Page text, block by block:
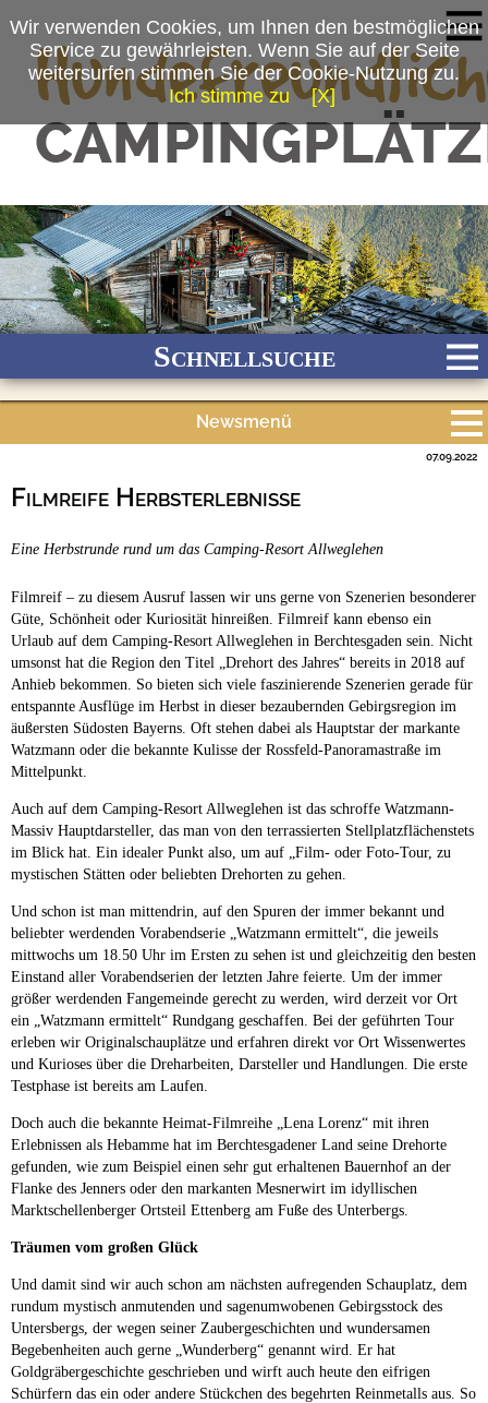
(c) Berchtesgadener Land Tourismus GmbH
Schnellsuche
Ganzjährig geöffnet
Newsmenü
Campingplätze
Camping & Caravan
Touristik
Filmreife Herbsterlebnisse
07.09.2022
Eine Herbstrunde rund um das Camping-Resort Allweglehen
Filmreif – zu diesem Ausruf lassen wir uns gerne von Szenerien besonderer
Güte, Schönheit oder Kuriosität hinreißen. Filmreif kann ebenso ein
Urlaub auf dem Camping-Resort Allweglehen in Berchtesgaden sein. Nicht
umsonst hat die Region den Titel „Drehort des Jahres“ bereits in 2018 auf
Anhieb bekommen. So bieten sich viele faszinierende Szenerien gerade für
entspannte Ausflüge im Herbst in dieser bezaubernden Gebirgsregion im
äußersten Südosten Bayerns. Oft stehen dabei als Hauptstar der markante
Watzmann oder die bekannte Kulisse der Rossfeld-Panoramastraße im
Mittelpunkt.
Auch auf dem Camping-Resort Allweglehen ist das schroffe Watzmann-
Massiv Hauptdarsteller, das man von den terrassierten Stellplatzflächenstets
im Blick hat. Ein idealer Punkt also, um auf „Film- oder Foto-Tour, zu
mystischen Stätten oder beliebten Drehorten zu gehen.
Und schon ist man mittendrin, auf den Spuren der immer bekannt und
beliebter werdenden Vorabendserie „Watzmann ermittelt“, die jeweils
mittwochs um 18.50 Uhr im Ersten zu sehen ist und gleichzeitig den besten
Einstand aller Vorabendserien der letzten Jahre feierte. Um der immer
größer werdenden Fangemeinde gerecht zu werden, wird derzeit vor Ort
ein „Watzmann ermittelt“ Rundgang geschaffen. Bei der geführten Tour
erleben wir Originalschauplätze und erfahren direkt vor Ort Wissenwertes
und Kurioses über die Dreharbeiten, Darsteller und Handlungen. Die erste
Testphase ist bereits am Laufen.
Doch auch die bekannte Heimat-Filmreihe „Lena Lorenz“ mit ihren
Erlebnissen als Hebamme hat im Berchtesgadener Land seine Drehorte
gefunden, wie zum Beispiel einen sehr gut erhaltenen Bauernhof an der
Flanke des Jenners oder den markanten Mesnerwirt im idyllischen
Marktschellenberger Ortsteil Ettenberg am Fuße des Unterbergs.
Träumen vom großen Glück
Und damit sind wir auch schon am nächsten aufregenden Schauplatz, dem
rundum mystisch anmutenden und sagenumwobenen Gebirgsstock des
Untersbergs, der wegen seiner Zaubergeschichten und wundersamen
Begebenheiten auch gerne „Wunderberg“ genannt wird. Er hat
Goldgräbergeschichte geschrieben und wirft auch heute den eifrigen
Schürfern das ein oder andere Stückchen des begehrten Reinmetalls aus. So
Wir verwenden Cookies, um Ihnen den bestmöglichen
Service zu gewährleisten. Wenn Sie auf der Seite
weitersurfen stimmen Sie der Cookie-Nutzung zu.
Ich stimme zu
[X]